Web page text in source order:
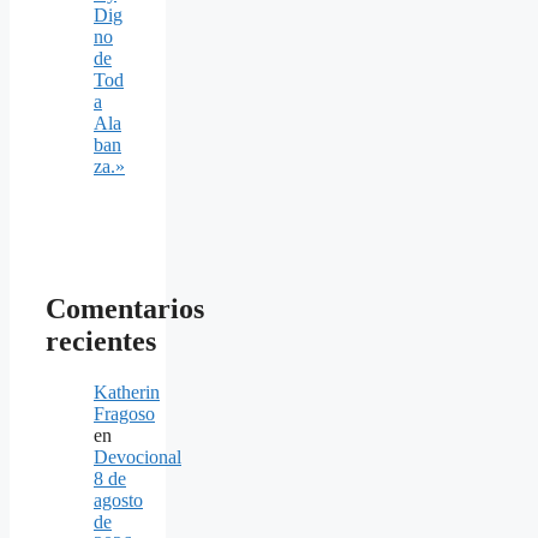
Dig
no
de
Tod
a
Ala
ban
za.»
Comentarios
recientes
Katherin
Fragoso
en
Devocional
8 de
agosto
de